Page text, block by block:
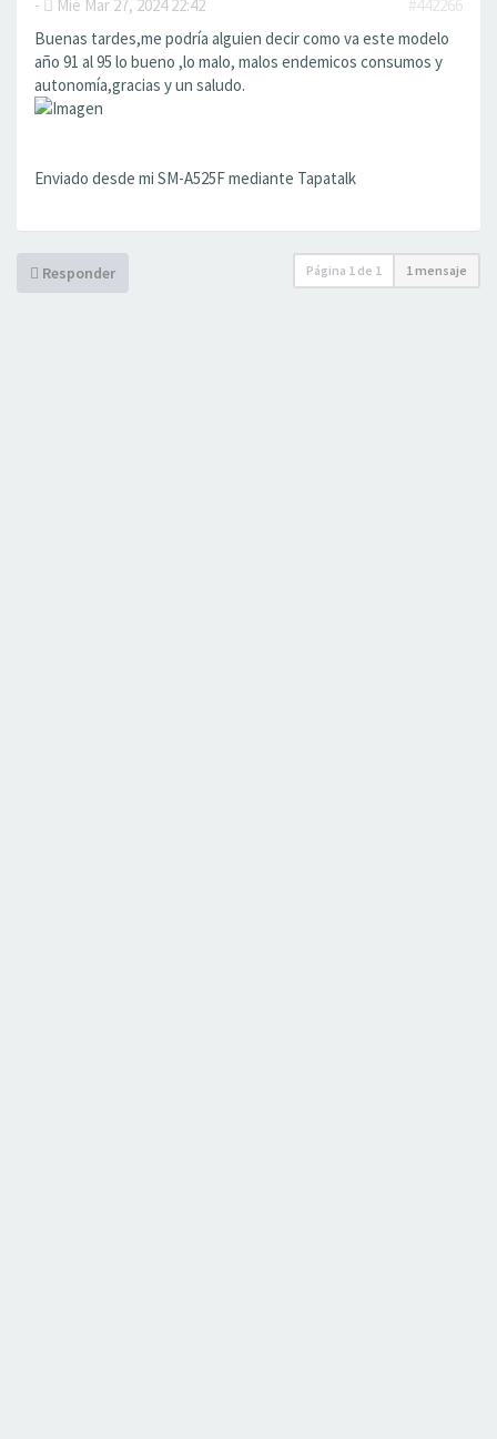
- Mié Mar 27, 2024 22:42
#442266
Buenas tardes,me podría alguien decir como va este modelo
año 91 al 95 lo bueno ,lo malo, malos endemicos consumos y
autonomía,gracias y un saludo.
Enviado desde mi SM-A525F mediante Tapatalk
Responder Página 1 de 1 1 mensaje